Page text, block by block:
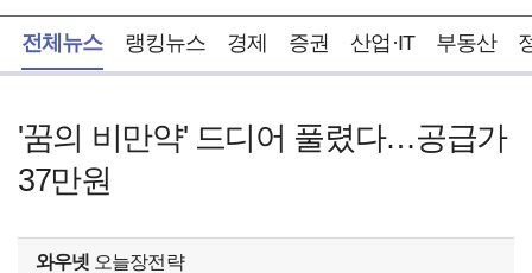
전체뉴스 랭킹뉴스 경제 증권 산업·IT 부동산
'꿈의 비만약' 드디어 풀렸다…공급가
37만원
와우넷 오늘장전략